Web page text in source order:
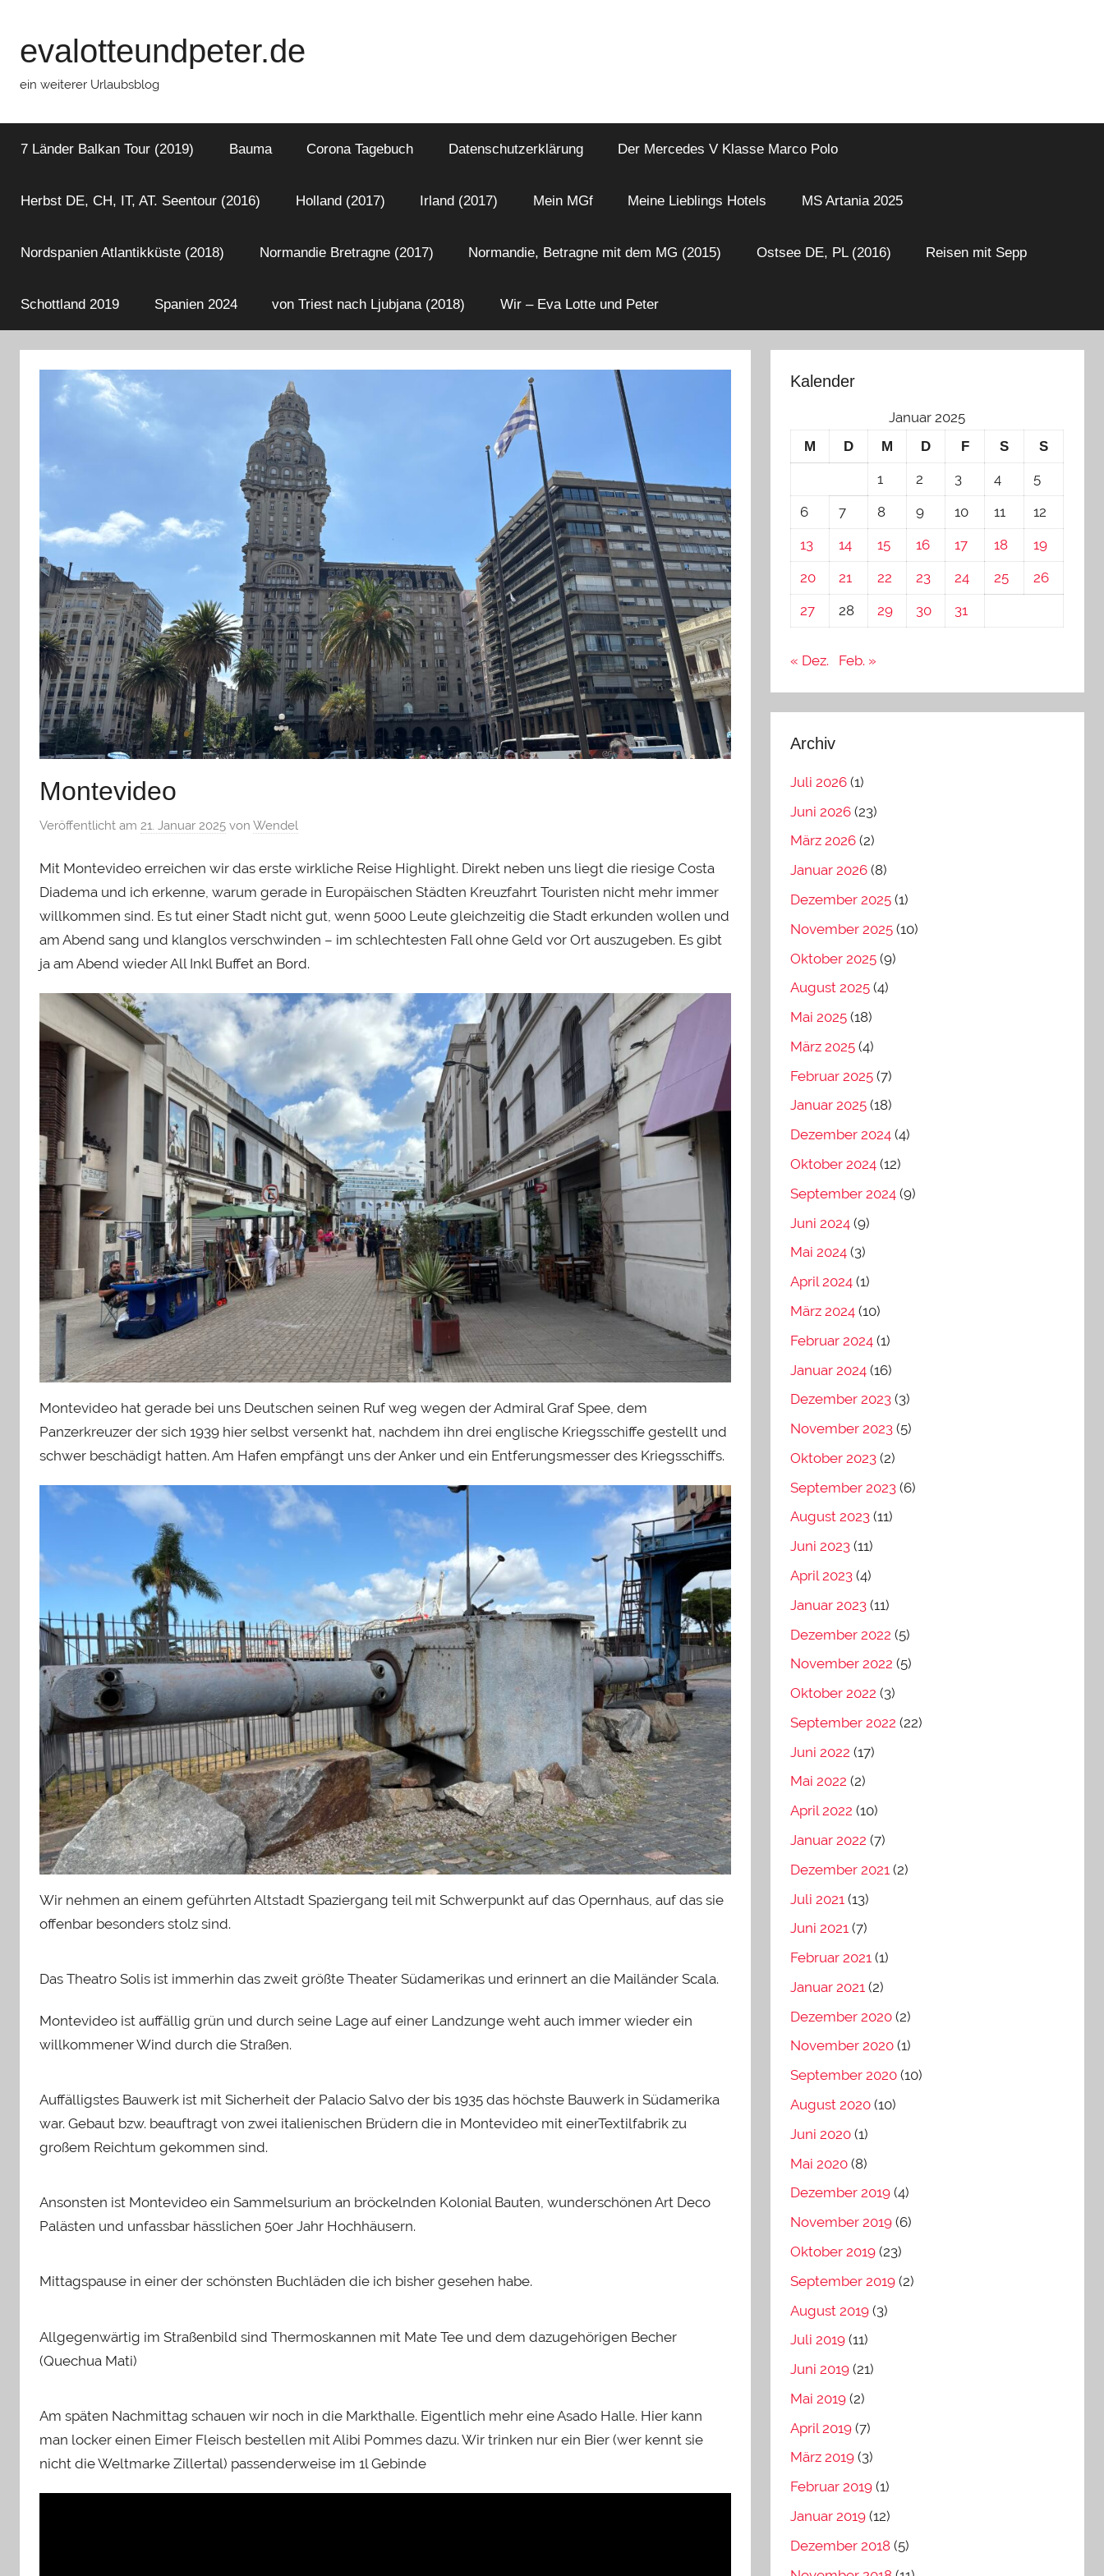
springen
evalotteundpeter.de
ein weiterer Urlaubsblog
7 Länder Balkan Tour (2019) Bauma Corona Tagebuch Datenschutzerklärung Der Mercedes V Klasse Marco Polo
Herbst DE, CH, IT, AT. Seentour (2016) Holland (2017) Irland (2017) Mein MGf Meine Lieblings Hotels MS Artania 2025
Nordspanien Atlantikküste (2018) Normandie Bretragne (2017) Normandie, Betragne mit dem MG (2015) Ostsee DE, PL (2016) Reisen mit Sepp
Schottland 2019 Spanien 2024 von Triest nach Ljubjana (2018) Wir – Eva Lotte und Peter
Montevideo
Veröffentlicht am 21. Januar 2025 von Wendel
Mit Montevideo erreichen wir das erste wirkliche Reise Highlight. Direkt neben uns liegt die riesige Costa
Diadema und ich erkenne, warum gerade in Europäischen Städten Kreuzfahrt Touristen nicht mehr immer
willkommen sind. Es tut einer Stadt nicht gut, wenn 5000 Leute gleichzeitig die Stadt erkunden wollen und
am Abend sang und klanglos verschwinden – im schlechtesten Fall ohne Geld vor Ort auszugeben. Es gibt
ja am Abend wieder All Inkl Buffet an Bord.
Montevideo hat gerade bei uns Deutschen seinen Ruf weg wegen der Admiral Graf Spee, dem
Panzerkreuzer der sich 1939 hier selbst versenkt hat, nachdem ihn drei englische Kriegsschiffe gestellt und
schwer beschädigt hatten. Am Hafen empfängt uns der Anker und ein Entferungsmesser des Kriegsschiffs.
Wir nehmen an einem geführten Altstadt Spaziergang teil mit Schwerpunkt auf das Opernhaus, auf das sie
offenbar besonders stolz sind.
Das Theatro Solis ist immerhin das zweit größte Theater Südamerikas und erinnert an die Mailänder Scala.
Montevideo ist auffällig grün und durch seine Lage auf einer Landzunge weht auch immer wieder ein
willkommener Wind durch die Straßen.
Auffälligstes Bauwerk ist mit Sicherheit der Palacio Salvo der bis 1935 das höchste Bauwerk in Südamerika
war. Gebaut bzw. beauftragt von zwei italienischen Brüdern die in Montevideo mit einerTextilfabrik zu
großem Reichtum gekommen sind.
Ansonsten ist Montevideo ein Sammelsurium an bröckelnden Kolonial Bauten, wunderschönen Art Deco
Palästen und unfassbar hässlichen 50er Jahr Hochhäusern.
Mittagspause in einer der schönsten Buchläden die ich bisher gesehen habe.
Allgegenwärtig im Straßenbild sind Thermoskannen mit Mate Tee und dem dazugehörigen Becher
(Quechua Mati)
Am späten Nachmittag schauen wir noch in die Markthalle. Eigentlich mehr eine Asado Halle. Hier kann
man locker einen Eimer Fleisch bestellen mit Alibi Pommes dazu. Wir trinken nur ein Bier (wer kennt sie
nicht die Weltmarke Zillertal) passenderweise im 1l Gebinde
Kalender
Januar 2025
M D M D F S S
1 2 3 4
5
6
7 8 9 10 11
12
13
14 15 16 17 18
19
20
21 22 23 24 25
26
27
28 29 30 31
« Dez. Feb. »
Archiv
Juli 2026 (1)
Juni 2026 (23)
März 2026 (2)
Januar 2026 (8)
Dezember 2025 (1)
November 2025 (10)
Oktober 2025 (9)
August 2025 (4)
Mai 2025 (18)
März 2025 (4)
Februar 2025 (7)
Januar 2025 (18)
Dezember 2024 (4)
Oktober 2024 (12)
September 2024 (9)
Juni 2024 (9)
Mai 2024 (3)
April 2024 (1)
März 2024 (10)
Februar 2024 (1)
Januar 2024 (16)
Dezember 2023 (3)
November 2023 (5)
Oktober 2023 (2)
September 2023 (6)
August 2023 (11)
Juni 2023 (11)
April 2023 (4)
Januar 2023 (11)
Dezember 2022 (5)
November 2022 (5)
Oktober 2022 (3)
September 2022 (22)
Juni 2022 (17)
Mai 2022 (2)
April 2022 (10)
Januar 2022 (7)
Dezember 2021 (2)
Juli 2021 (13)
Juni 2021 (7)
Februar 2021 (1)
Januar 2021 (2)
Dezember 2020 (2)
November 2020 (1)
September 2020 (10)
August 2020 (10)
Juni 2020 (1)
Mai 2020 (8)
Dezember 2019 (4)
November 2019 (6)
Oktober 2019 (23)
September 2019 (2)
August 2019 (3)
Juli 2019 (11)
Juni 2019 (21)
Mai 2019 (2)
April 2019 (7)
März 2019 (3)
Februar 2019 (1)
Januar 2019 (12)
Dezember 2018 (5)